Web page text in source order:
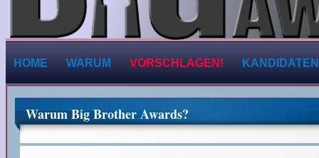
HOME WARUM VORSCHLAGEN! KANDIDATEN
Warum Big Brother Awards?